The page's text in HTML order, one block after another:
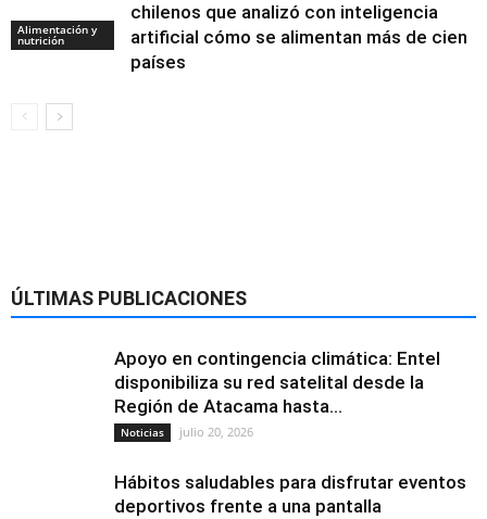
Alimentación y
nutrición
chilenos que analizó con inteligencia
artificial cómo se alimentan más de cien
países
ÚLTIMAS PUBLICACIONES
Apoyo en contingencia climática: Entel
disponibiliza su red satelital desde la
Región de Atacama hasta...
Noticias julio 20, 2026
Hábitos saludables para disfrutar eventos
deportivos frente a una pantalla